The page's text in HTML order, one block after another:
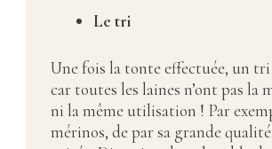
Le tri
Une fois la tonte effectuée, un tri
car toutes les laines n’ont pas la
ni la même utilisation ! Par
mérinos, de par sa grande